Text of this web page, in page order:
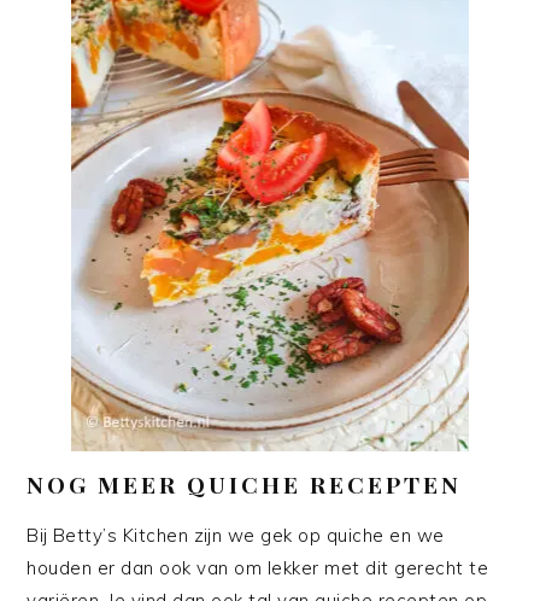
NOG MEER QUICHE RECEPTEN
Bij Betty’s Kitchen zijn we gek op quiche en we
houden er dan ook van om lekker met dit gerecht te